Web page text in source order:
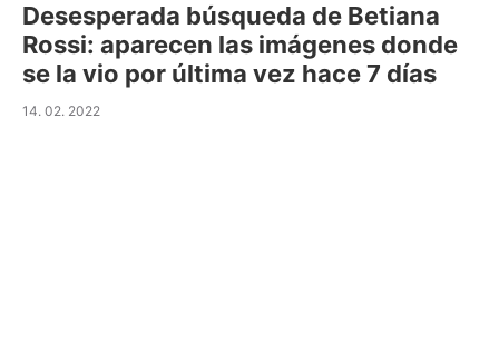
Desesperada búsqueda de Betiana
Rossi: aparecen las imágenes donde
se la vio por última vez hace 7 días
14. 02. 2022